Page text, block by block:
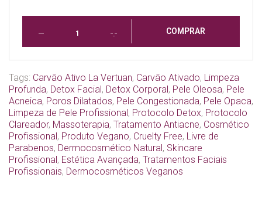
COMPRAR
Tags: Carvão Ativo La Vertuan, Carvão Ativado, Limpeza
Profunda, Detox Facial, Detox Corporal, Pele Oleosa, Pele
Acneica, Poros Dilatados, Pele Congestionada, Pele Opaca,
Limpeza de Pele Profissional, Protocolo Detox, Protocolo
Clareador, Massoterapia, Tratamento Antiacne, Cosmético
Profissional, Produto Vegano, Cruelty Free, Livre de
Parabenos, Dermocosmético Natural, Skincare
Profissional, Estética Avançada, Tratamentos Faciais
Profissionais, Dermocosméticos Veganos